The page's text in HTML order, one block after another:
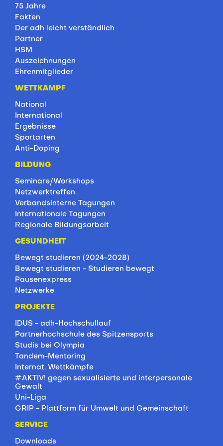
75 Jahre
Fakten
Der adh leicht verständlich
Partner
HSM
Auszeichnungen
Ehrenmitglieder
WETTKAMPF
National
International
Ergebnisse
Sportarten
Anti-Doping
BILDUNG
Seminare/Workshops
Netzwerktreffen
Verbandsinterne Tagungen
Internationale Tagungen
Regionale Bildungsarbeit
GESUNDHEIT
Bewegt studieren (2024-2028)
Bewegt studieren - Studieren bewegt
Pausenexpress
Netzwerke
PROJEKTE
IDUS - adh-Hochschullauf
Partnerhochschule des Spitzensports
Studis bei Olympia
Tandem-Mentoring
Internat. Wettkämpfe
#AKTIV! gegen sexualisierte und interpersonale
Gewalt
Uni-Liga
GRIP - Plattform für Umwelt und Gemeinschaft
SERVICE
Downloads